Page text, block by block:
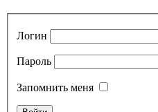
Логин
Пароль
Запомнить меня